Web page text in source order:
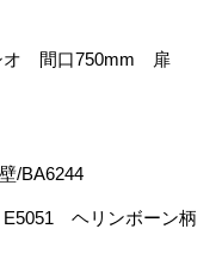
オ 間口750mm 扉
/BA6244
ヘリンボーン柄